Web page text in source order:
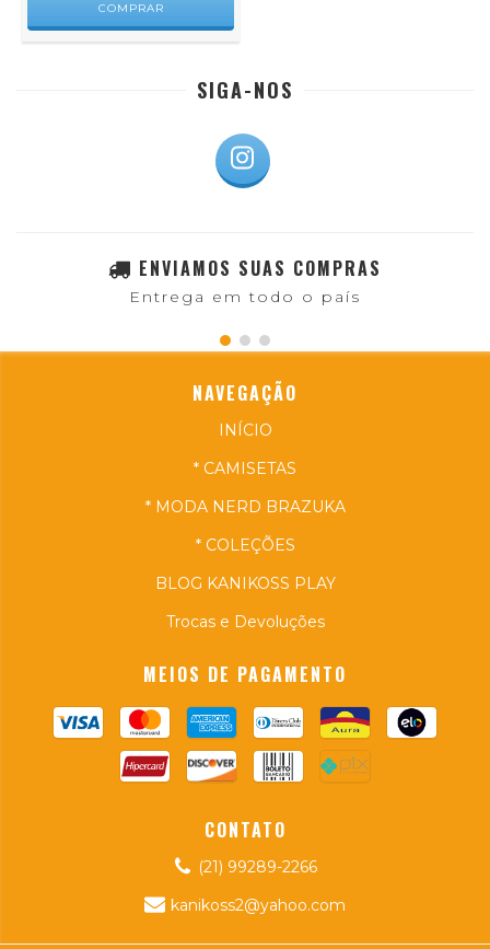
COMPRAR
SIGA-NOS
ENVIAMOS SUAS COMPRAS
Entrega em todo o país
NAVEGAÇÃO
INÍCIO
* CAMISETAS
* MODA NERD BRAZUKA
* COLEÇÕES
BLOG KANIKOSS PLAY
Trocas e Devoluções
MEIOS DE PAGAMENTO
CONTATO
(21) 99289-2266
kanikoss2@yahoo.com